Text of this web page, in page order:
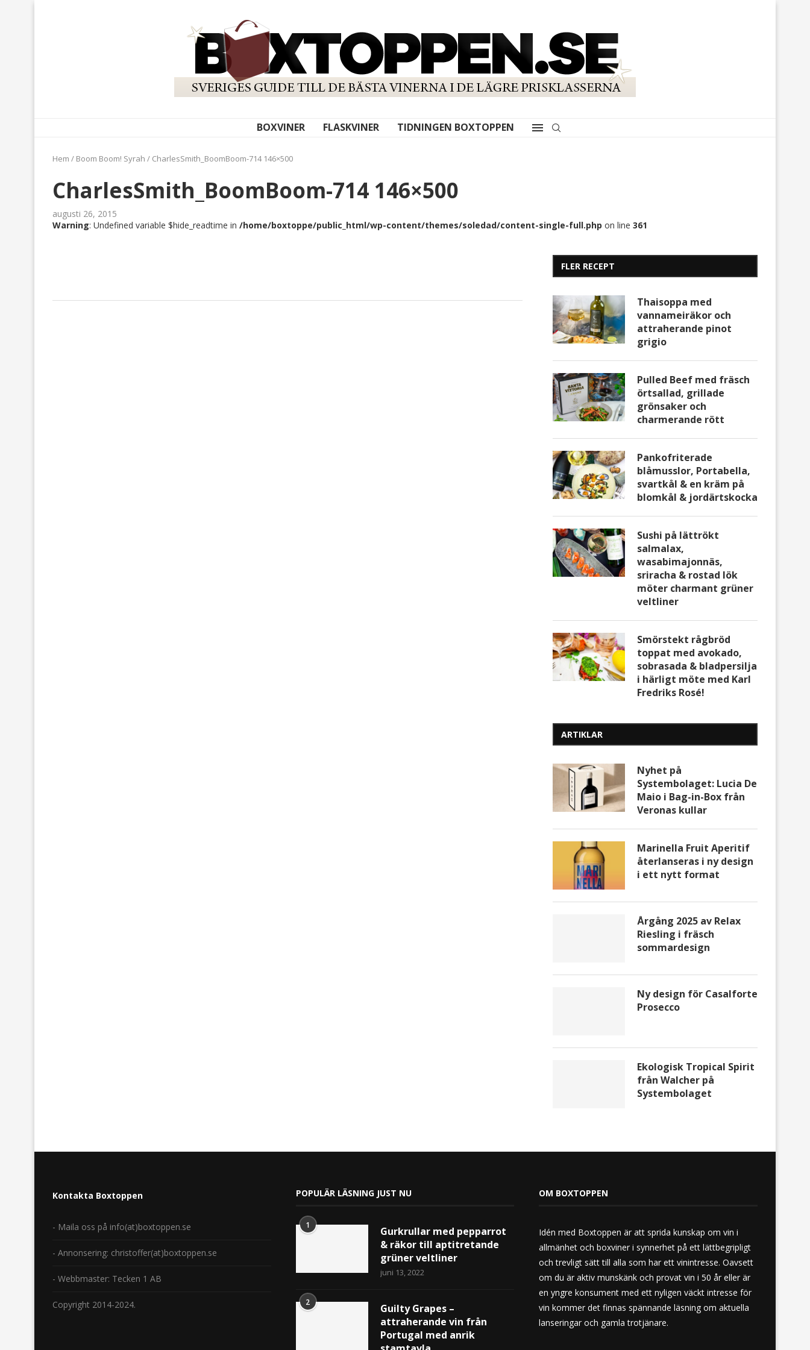
BOXVINER FLASKVINER TIDNINGEN BOXTOPPEN
Hem / Boom Boom! Syrah / CharlesSmith_BoomBoom-714 146×500
CharlesSmith_BoomBoom-714 146×500
augusti 26, 2015
Warning: Undefined variable $hide_readtime in /home/boxtoppe/public_html/wp-content/themes/soledad/content-single-full.php on line 361
FLER RECEPT
Thaisoppa med
vannameiräkor och
attraherande pinot
grigio
Pulled Beef med fräsch
örtsallad, grillade
grönsaker och
charmerande rött
Pankofriterade
blåmusslor, Portabella,
svartkål & en kräm på
blomkål & jordärtskocka
Sushi på lättrökt
salmalax,
wasabimajonnäs,
sriracha & rostad lök
möter charmant grüner
veltliner
Smörstekt rågbröd
toppat med avokado,
sobrasada & bladpersilja
i härligt möte med Karl
Fredriks Rosé!
ARTIKLAR
Nyhet på
Systembolaget: Lucia De
Maio i Bag-in-Box från
Veronas kullar
Marinella Fruit Aperitif
återlanseras i ny design
i ett nytt format
Årgång 2025 av Relax
Riesling i fräsch
sommardesign
Ny design för Casalforte
Prosecco
Ekologisk Tropical Spirit
från Walcher på
Systembolaget
Kontakta Boxtoppen
- Maila oss på info(at)boxtoppen.se
- Annonsering: christoffer(at)boxtoppen.se
- Webbmaster: Tecken 1 AB
Copyright 2014-2024.
POPULÄR LÄSNING JUST NU
1
Gurkrullar med pepparrot
& räkor till aptitretande
grüner veltliner
juni 13, 2022
2
Guilty Grapes –
attraherande vin från
Portugal med anrik
OM BOXTOPPEN
Idén med Boxtoppen är att sprida kunskap om vin i
allmänhet och boxviner i synnerhet på ett lättbegripligt
och trevligt sätt till alla som har ett vinintresse. Oavsett
om du är aktiv munskänk och provat vin i 50 år eller är
en yngre konsument med ett nyligen väckt intresse för
vin kommer det finnas spännande läsning om aktuella
lanseringar och gamla trotjänare.